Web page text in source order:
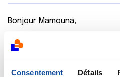
Consentement Détails
Bonjour Mamouna,
Je voulais vous écrire plus
sont avec vous !!! Courage à